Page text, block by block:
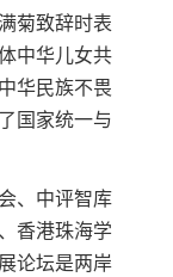
菊致辞时表
中华儿女共
华民族不畏
国家统一与
、中评智库
香港珠海学
论坛是两岸